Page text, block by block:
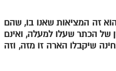
זה המציאות שאנו בו, שהם
של הכתר שעלו למעלה, ואינם
שיקבלו הארה זו מזה, וזה